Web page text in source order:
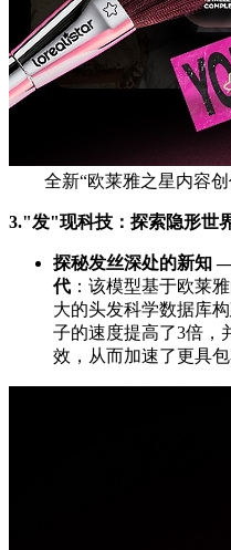
全新“欧莱雅之星内容创
3."发"现科技：探索隐形世
探秘发丝深处的新知
代 ：该模型基于欧莱
大的头发科学数据库
子的速度提高了3倍，
效，从而加速了更具